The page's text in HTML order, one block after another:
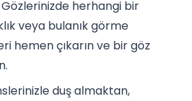
Gözlerinizde herhangi bir
veya bulanık görme
hemen çıkarın ve bir göz
duş almaktan,